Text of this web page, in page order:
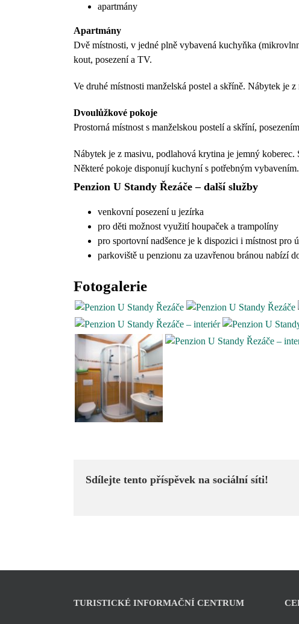
apartmány
Apartmány
Dvě místnosti, v jedné plně vybavená kuchyňka
kout, posezení a TV.
Ve druhé místnosti manželská postel a skříně. Nábytek je
Dvoulůžkové pokoje
Prostorná místnost s manželskou postelí a skříní,
Nábytek je z masivu, podlahová krytina je jemný
Některé pokoje disponují kuchyní s potřebným vybavením.
Penzion U Standy Řezáče – další služby
venkovní posezení u jezírka
pro děti možnost využití houpaček a trampolíny
pro sportovní nadšence je k dispozici i místnost pro
parkoviště u penzionu za uzavřenou bránou nabízí
Fotogalerie
Sdílejte tento příspěvek na sociální síti!
TURISTICKÉ INFORMAČNÍ CENTRUM